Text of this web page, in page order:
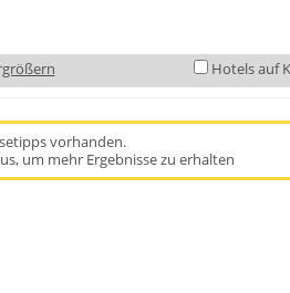
Hotels auf
vorhanden.
um mehr Ergebnisse zu erhalten